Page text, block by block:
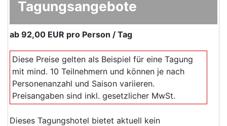
Tagungsangebote
ab 92,00 EUR pro Person / Tag
Diese Preise gelten als Beispiel für eine Tagung
mit mind. 10 Teilnehmern und können je nach
Personenanzahl und Saison variieren.
Preisangaben sind inkl. gesetzlicher MwSt.
Dieses Tagungshotel bietet aktuell kein